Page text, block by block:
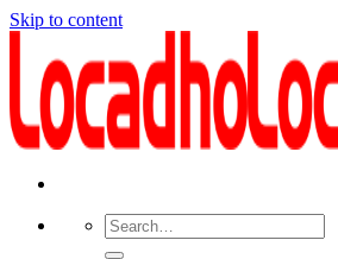
Skip to content